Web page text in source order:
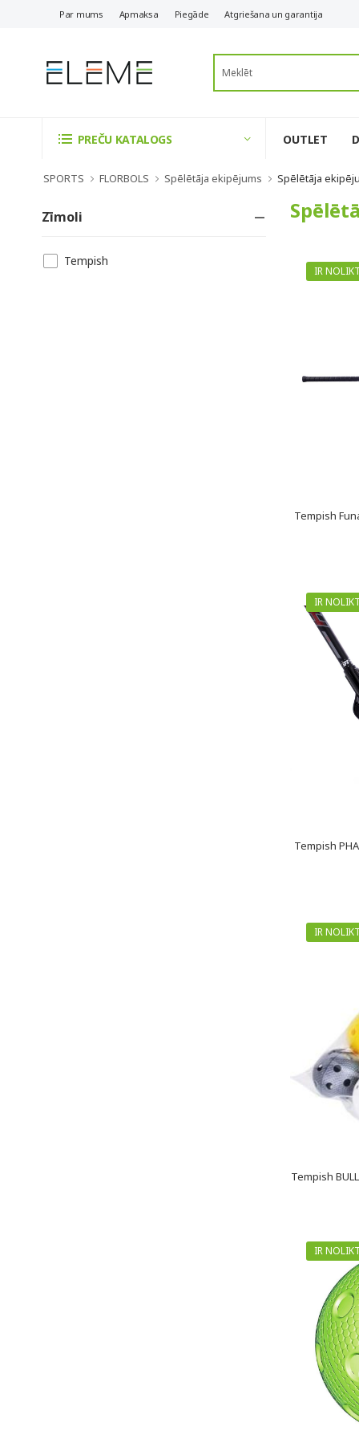
Par mums Apmaksa Piegāde Atgriešana un garantija
PREČU KATALOGS OUTLET
SPORTS FLORBOLS Spēlētāja ekipējums Spēlētāja
Zīmoli
Tempish
IR
Tempish
IR
Tempish
IR
Tempish
IR